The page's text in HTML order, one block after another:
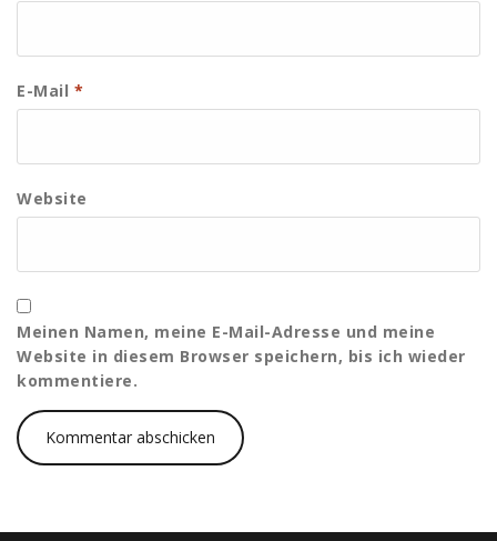
E-Mail *
Website
Meinen Namen, meine E-Mail-Adresse und meine
Website in diesem Browser speichern, bis ich wieder
kommentiere.